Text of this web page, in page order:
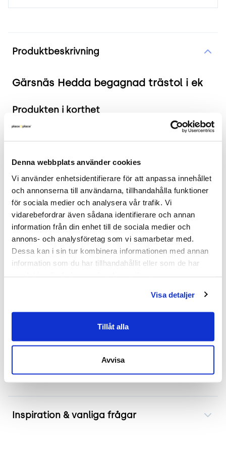
Denna webbplats använder cookies
Vi använder enhetsidentifierare för att anpassa innehållet
och annonserna till användarna, tillhandahålla funktioner
för sociala medier och analysera vår trafik. Vi
vidarebefordrar även sådana identifierare och annan
information från din enhet till de sociala medier och
annons- och analysföretag som vi samarbetar med.
Dessa kan i sin tur kombinera informationen med annan
information som du har tillhandahållit eller som de har
Visa detaljer
Tillåt alla
Avvisa
Produktbeskrivning
Gärsnäs Hedda begagnad trästol i ek
Produkten i korthet
Färg och material: Massiv ek, sits läder från
Mått: Bredd 52 cm x Djup 50 cm x Höjd 71 cm x
Skick: 4/5
Mer om Karmstol Hedda från Gärsnäs
En detaljerad titt på design och funktionalitet
Karmstolen Hedda kombinerar tidlös design med
hållbarhet och komfort. Tillverkad av robust
mjukt remläder erbjuder optimal sittkomfort.
också ett praktiskt val för varje hem eller
Frakt & leverans
Inspiration & vanliga frågar